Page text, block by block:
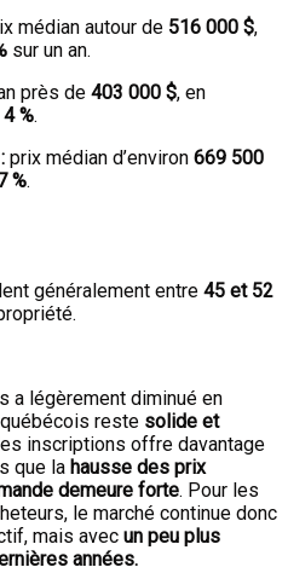
médian autour de 516 000 $,
sur un an.
près de 403 000 $, en
%.
prix médian d’environ 669 500
%.
généralement entre 45 et 52
a légèrement diminué en
reste solide et
inscriptions offre davantage
que la hausse des prix
demeure forte. Pour les
le marché continue donc
mais avec un peu plus
années.